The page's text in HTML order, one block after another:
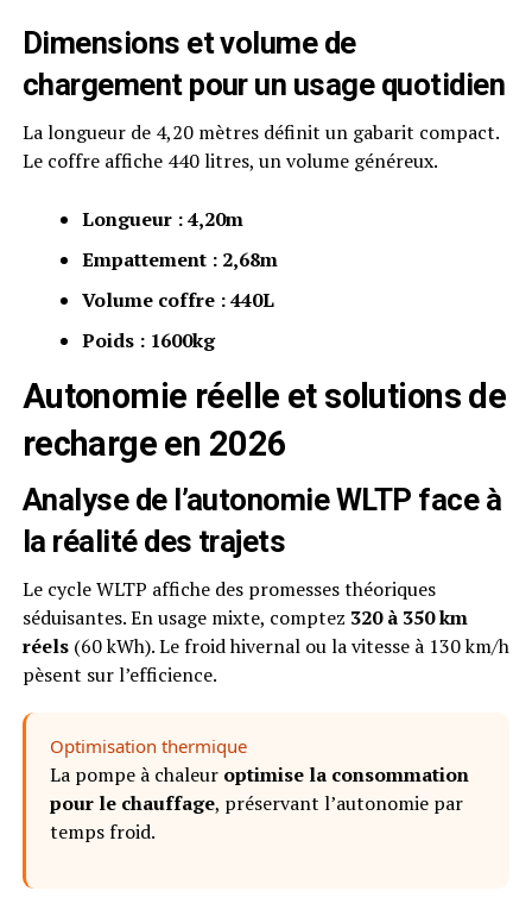
Dimensions et volume de
chargement pour un usage quotidien
La longueur de 4,20 mètres définit un gabarit compact.
Le coffre affiche 440 litres, un volume généreux.
Longueur : 4,20m
Empattement : 2,68m
Volume coffre : 440L
Poids : 1600kg
Autonomie réelle et solutions de
recharge en 2026
Analyse de l’autonomie WLTP face à
la réalité des trajets
Le cycle WLTP affiche des promesses théoriques
séduisantes. En usage mixte, comptez 320 à 350 km
réels(60 kWh). Le froid hivernal ou la vitesse à 130 km/h
pèsent sur l’efficience.
Optimisation thermique
La pompe à chaleur optimise la consommation
pour le chauffage, préservant l’autonomie par
temps froid.